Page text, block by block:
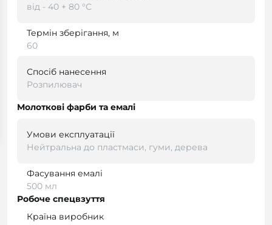
від - 40 + 80 °С
Термін зберігання, м
60
Спосіб нанесення
Розпилювач
Молоткові фарби та емалі
Умови експлуатації
Нейтральна до пластмаси, гуми, дерева
Фасування емалі
500 мл
Робоче спецвзуття
Країна виробник